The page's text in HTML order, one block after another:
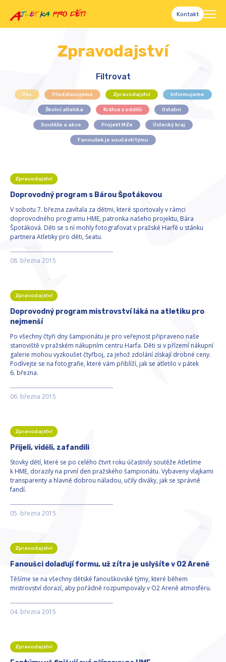
Kontakt
Zpravodajství
Filtrovat
Vše Představujeme Zpravodajství Informujeme
Školní atletika Krátce z oddílů Ostatní
Soutěže a akce Projekt MZe Ústecký kraj
Fanoušek je součástí týmu
Zpravodajství
Doprovodný program s Bárou Špotákovou
V sobotu 7. března zavítala za dětmi, které sportovaly v rámci
doprovodného programu HME, patronka našeho projektu, Bára
Špotáková. Děti se s ní mohly fotografovat v pražské Harfě u stánku
partnera Atletiky pro děti, Seatu.
08. března 2015
Zpravodajství
Doprovodný program mistrovství láká na atletiku pro
nejmenší
Po všechny čtyři dny šampionátu je pro veřejnost připraveno naše
stanoviště v pražském nákupním centru Harfa. Děti si v přízemí nákupní
galerie mohou vyzkoušet čtyřboj, za jehož zdolání získají drobné ceny.
Podívejte se na fotografie, které vám přiblíží, jak se atletilo v pátek
6. března.
06. března 2015
Zpravodajství
Přijeli, viděli, zafandili
Stovky dětí, které se po celého čtvrt roku účastnily soutěže Atletíme
k HME, dorazily na první den pražského šampionátu. Vybaveny vlajkami
transparenty a hlavně dobrou náladou, učily diváky, jak se správně
fandí.
05. března 2015
Zpravodajství
Fanoušci dolaďují formu, už zítra je uslyšíte v O2 Areně
Těšíme se na všechny dětské fanouškovské týmy, které během
mistrovství dorazí, aby pořádně rozpumpovaly v O2 Areně atmosféru.
04. března 2015
Zpravodajství